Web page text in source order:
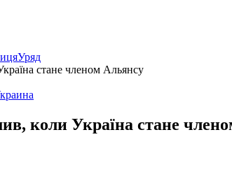
Уряд
коли Україна стане